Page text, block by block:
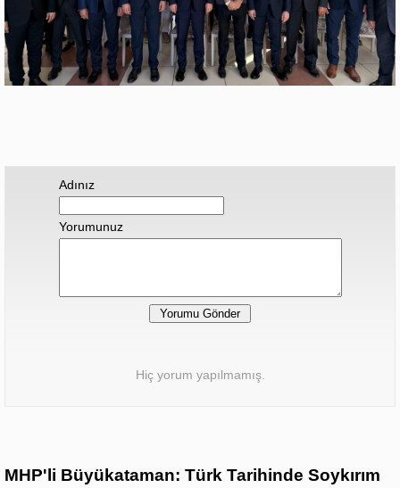
Adınız
Yorumunuz
Hiç yorum yapılmamış.
MHP'li Büyükataman: Türk Tarihinde Soykırım